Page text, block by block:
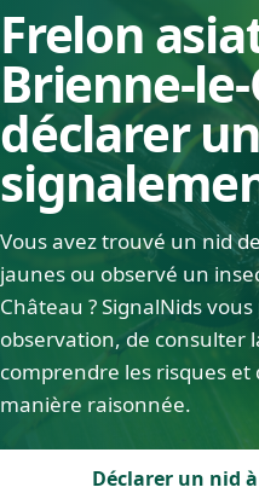
Frelon
Brienne-
déclarer
Vous avez trouvé un nid
jaunes ou observé un
Château ? SignalNids
observation, de consulter
comprendre les risques
manière raisonnée.
Déclarer un nid